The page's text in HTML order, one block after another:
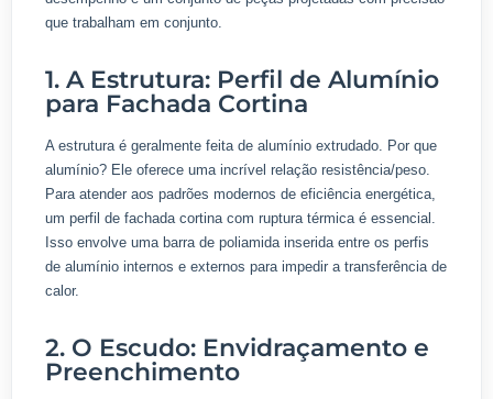
que trabalham em conjunto.
1. A Estrutura: Perfil de Alumínio
para Fachada Cortina
A estrutura é geralmente feita de alumínio extrudado. Por que
alumínio? Ele oferece uma incrível relação resistência/peso.
Para atender aos padrões modernos de eficiência energética,
um perfil de fachada cortina com ruptura térmica é essencial.
Isso envolve uma barra de poliamida inserida entre os perfis
de alumínio internos e externos para impedir a transferência de
calor.
2. O Escudo: Envidraçamento e
Preenchimento